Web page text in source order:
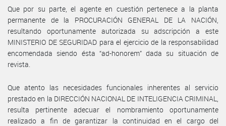
Que por su parte, el agente en cuestión pertenece a la planta
permanente de la PROCURACIÓN GENERAL DE LA NACIÓN,
resultando oportunamente autorizada su adscripción a este
MINISTERIO DE SEGURIDAD para el ejercicio de la responsabilidad
encomendada siendo ésta “ad-honorem” dada su situación de
revista.
Que atento las necesidades funcionales inherentes al servicio
prestado en la DIRECCIÓN NACIONAL DE INTELIGENCIA CRIMINAL,
resulta pertinente adecuar el nombramiento oportunamente
realizado a fin de garantizar la continuidad en el cargo del